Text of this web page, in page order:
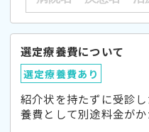
選定療養費について
選定療養費あり
紹介状を持たずに受診
養費として別途料金がか